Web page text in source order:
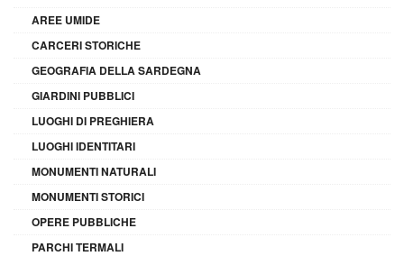
AREE UMIDE
CARCERI STORICHE
GEOGRAFIA DELLA SARDEGNA
GIARDINI PUBBLICI
LUOGHI DI PREGHIERA
LUOGHI IDENTITARI
MONUMENTI NATURALI
MONUMENTI STORICI
OPERE PUBBLICHE
PARCHI TERMALI